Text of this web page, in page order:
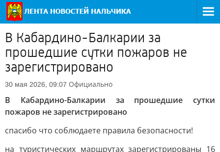
В Кабардино-Балкарии за
прошедшие сутки пожаров не
зарегистрировано
30 мая 2026, 09:07 Официально
В Кабардино-Балкарии за прошедшие сутки
пожаров не зарегистрировано
спасибо что соблюдаете правила безопасности!
на туристических маршрутах зарегистрированы 16